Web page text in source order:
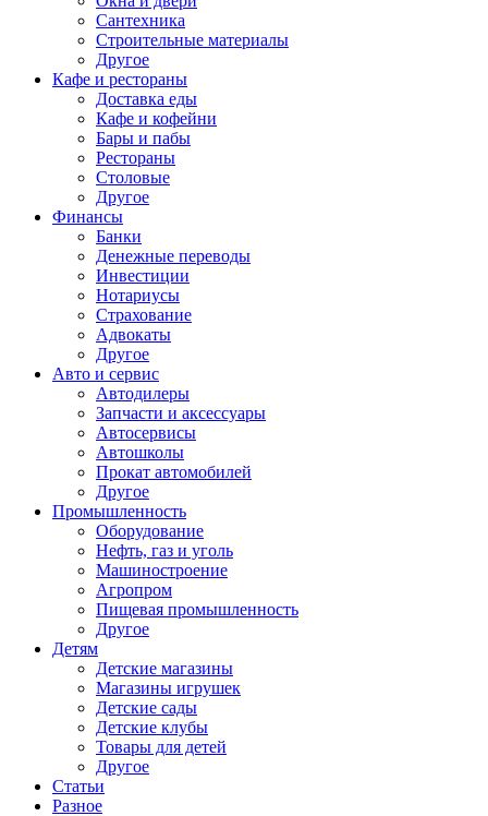
Сантехника
Строительные материалы
Другое
Кафе и рестораны
Доставка еды
Кафе и кофейни
Бары и пабы
Рестораны
Столовые
Другое
Финансы
Банки
Денежные переводы
Инвестиции
Нотариусы
Страхование
Адвокаты
Другое
Авто и сервис
Автодилеры
Запчасти и аксессуары
Автосервисы
Автошколы
Прокат автомобилей
Другое
Промышленность
Оборудование
Нефть, газ и уголь
Машиностроение
Агропром
Пищевая промышленность
Другое
Детям
Детские магазины
Магазины игрушек
Детские сады
Детские клубы
Товары для детей
Другое
Статьи
Разное